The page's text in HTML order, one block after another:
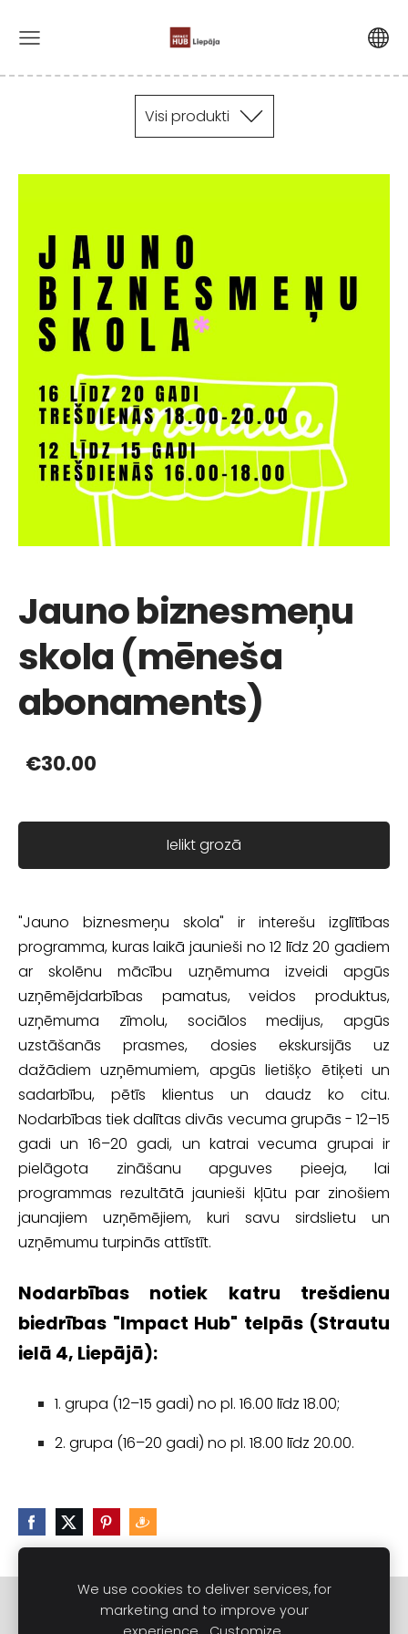
Visi produkti
Jauno biznesmeņu
skola (mēneša
abonaments)
€30.00
Ielikt grozā
"Jauno biznesmeņu skola" ir interešu izglītības
programma, kuras laikā jaunieši no 12 līdz 20 gadiem
ar skolēnu mācību uzņēmuma izveidi apgūs
uzņēmējdarbības pamatus, veidos produktus,
uzņēmuma zīmolu, sociālos medijus, apgūs
uzstāšanās prasmes, dosies ekskursijās uz
dažādiem uzņēmumiem, apgūs lietišķo ētiķeti un
sadarbību, pētīs klientus un daudz ko citu.
Nodarbības tiek dalītas divās vecuma grupās - 12–15
gadi un 16–20 gadi, un katrai vecuma grupai ir
pielāgota zināšanu apguves pieeja,lai
programmas rezultātā jaunieši kļūtu par zinošiem
jaunajiem uzņēmējiem, kuri savu sirdslietu un
uzņēmumu turpinās attīstīt.
Nodarbības notiek katru trešdienu
biedrības "Impact Hub" telpās (Strautu
ielā 4, Liepājā):
1. grupa (12–15 gadi) no pl. 16.00 līdz 18.00;
2. grupa (16–20 gadi) no pl. 18.00 līdz 20.00.
Sazinies
Noteikumi un nosacījumi
We use cookies to deliver services, for
marketing and to improve your